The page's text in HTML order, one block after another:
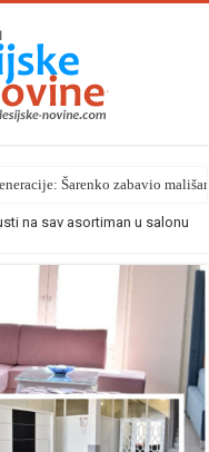
Šarenko zabavio
na sav asortiman u salonu